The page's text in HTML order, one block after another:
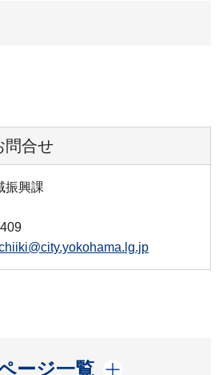
問合せ
振興課
ージ一覧
開く